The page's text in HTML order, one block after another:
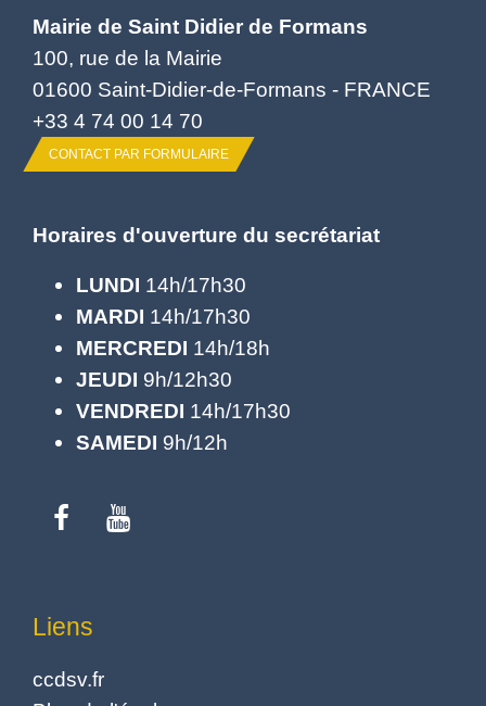
Mairie de Saint Didier de Formans
100, rue de la Mairie
01600 Saint-Didier-de-Formans - FRANCE
+33 4 74 00 14 70
CONTACT PAR FORMULAIRE
Horaires d'ouverture du secrétariat
LUNDI 14h/17h30
MARDI 14h/17h30
MERCREDI 14h/18h
JEUDI 9h/12h30
VENDREDI 14h/17h30
SAMEDI 9h/12h
Liens
ccdsv.fr